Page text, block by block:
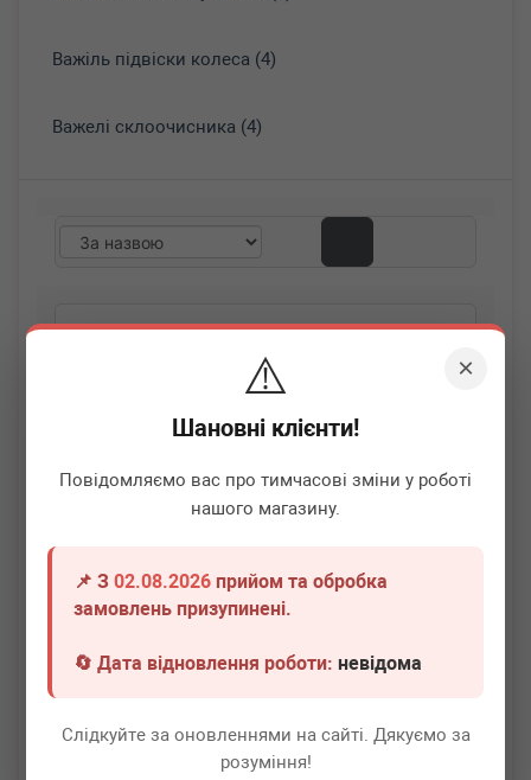
×
⚠️
Шановні клієнти!
Повідомляємо вас про тимчасові зміни у роботі
нашого магазину.
📌 З02.08.2026 прийом та обробка
замовлень призупинені.
🔄 Дата відновлення роботи:невідома
Слідкуйте за оновленнями на сайті. Дякуємо за
розуміння!
Важіль підвіски колеса (4)
Важелі склоочисника (4)
ADLER 6519050200
Всі ціни